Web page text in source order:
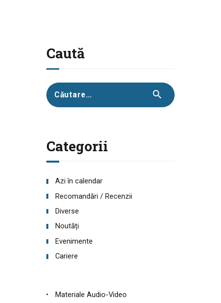
Caută
Caută
după:
Categorii
Azi în calendar
Recomandări / Recenzii
Diverse
Noutăți
Evenimente
Cariere
Materiale Audio-Video